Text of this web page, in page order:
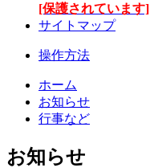
[保護されています]
サイトマップ
操作方法
ホーム
お知らせ
行事など
お知らせ